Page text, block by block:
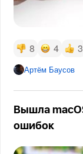
8 4 3
Артём Баусов
Вышла
ошибок